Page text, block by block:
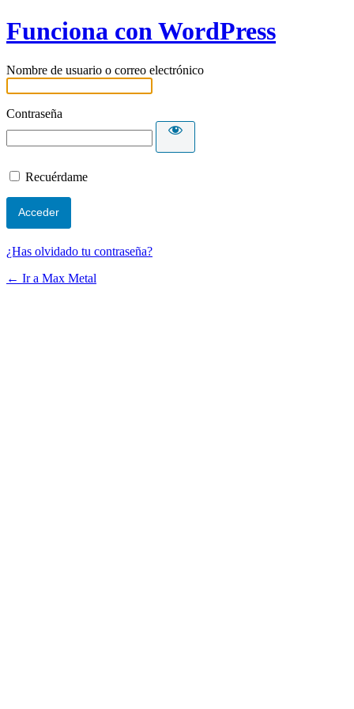
Funciona con WordPress
Nombre de usuario o correo electrónico
Contraseña
Recuérdame
¿Has olvidado tu contraseña?
← Ir a Max Metal